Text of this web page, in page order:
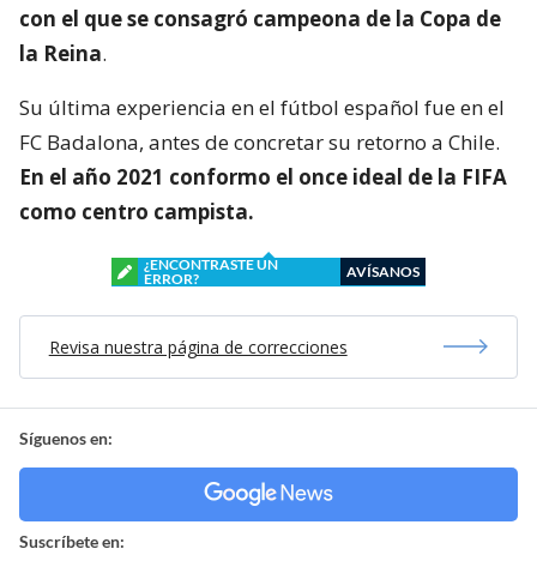
con el que se consagró campeona de la Copa de
la Reina.
Su última experiencia en el fútbol español fue en el
FC Badalona, antes de concretar su retorno a Chile.
En el año 2021 conformo el once ideal de la FIFA
como centro campista.
¿ENCONTRASTE UN
ERROR?
AVÍSANOS
Revisa nuestra página de correcciones
Síguenos en:
Suscríbete en: